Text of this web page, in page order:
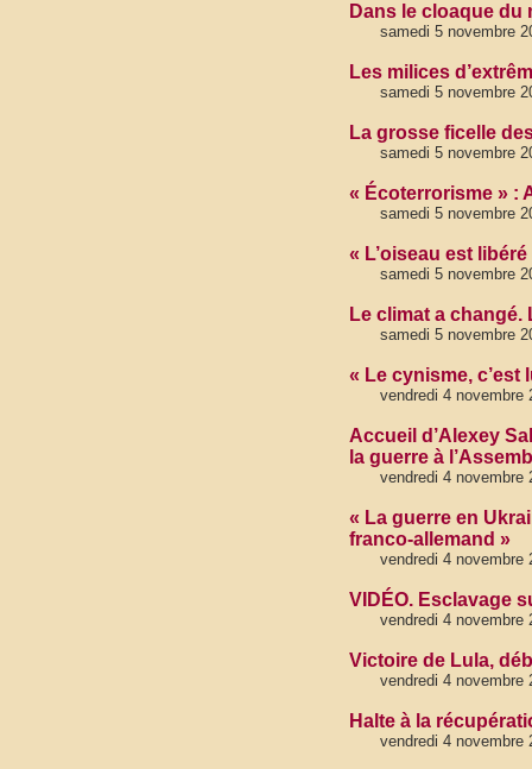
Dans le cloaque du
samedi 5 novembre
Les milices
samedi 5 novembre
La grosse ficelle
samedi 5 novembre
« Écoterrorisme » :
samedi 5 novembre
« L’oiseau est
samedi 5 novembre
Le climat a
samedi 5 novembre
« Le cynisme, c’est
vendredi 4 novembre
Accueil d’Alexey
la guerre à
vendredi 4 novembre
« La guerre en
franco-allemand »
vendredi 4 novembre
VIDÉO. Esclavage
vendredi 4 novembre
Victoire de Lula,
vendredi 4 novembre
Halte à la
vendredi 4 novembre